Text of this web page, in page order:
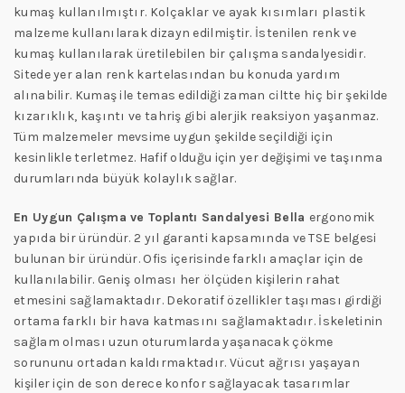
kumaş kullanılmıştır. Kolçaklar ve ayak kısımları plastik
malzeme kullanılarak dizayn edilmiştir. İstenilen renk ve
kumaş kullanılarak üretilebilen bir çalışma sandalyesidir.
Sitede yer alan renk kartelasından bu konuda yardım
alınabilir. Kumaş ile temas edildiği zaman ciltte hiç bir şekilde
kızarıklık, kaşıntı ve tahriş gibi alerjik reaksiyon yaşanmaz.
Tüm malzemeler mevsime uygun şekilde seçildiği için
kesinlikle terletmez. Hafif olduğu için yer değişimi ve taşınma
durumlarında büyük kolaylık sağlar.
En Uygun Çalışma ve Toplantı Sandalyesi Bella ergonomik
yapıda bir üründür. 2 yıl garanti kapsamında ve TSE belgesi
bulunan bir üründür. Ofis içerisinde farklı amaçlar için de
kullanılabilir. Geniş olması her ölçüden kişilerin rahat
etmesini sağlamaktadır. Dekoratif özellikler taşıması girdiği
ortama farklı bir hava katmasını sağlamaktadır. İskeletinin
sağlam olması uzun oturumlarda yaşanacak çökme
sorununu ortadan kaldırmaktadır. Vücut ağrısı yaşayan
kişiler için de son derece konfor sağlayacak tasarımlar